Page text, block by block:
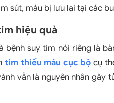
sút, máu bị lưu lại tại các
hiệu quả
bệnh suy tim nói riêng là
tim thiếu máu cục bộ cụ
vẫn là nguyên nhân gây